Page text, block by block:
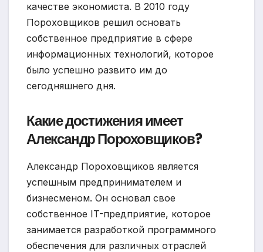
качестве экономиста. В 2010 году
Пороховщиков решил основать
собственное предприятие в сфере
информационных технологий, которое
было успешно развито им до
сегодняшнего дня.
Какие достижения имеет
Александр Пороховщиков?
Александр Пороховщиков является
успешным предпринимателем и
бизнесменом. Он основал свое
собственное IT-предприятие, которое
занимается разработкой программного
обеспечения для различных отраслей